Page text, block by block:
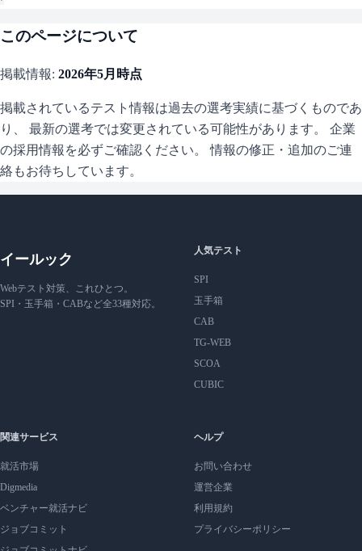
このページについて
掲載情報: 2026年5月 時点
掲載されているテスト情報は過去の選考実績に基づくものであ
り、 最新の選考では変更されている可能性があります。 企業
の採用情報を必ずご確認ください。 情報の修正・追加のご連
絡もお待ちしています。
イールック
Webテスト対策、これひとつ。
SPI・玉手箱・CABなど全33種対応。
人気テスト
SPI
玉手箱
CAB
TG-WEB
SCOA
CUBIC
関連サービス
就活市場
Digmedia
ベンチャー就活ナビ
ジョブコミット
ヘルプ
お問い合わせ
運営企業
利用規約
プライバシーポリシー